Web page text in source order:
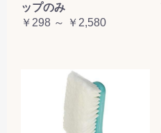
ップのみ
￥298 ～ ￥2,580